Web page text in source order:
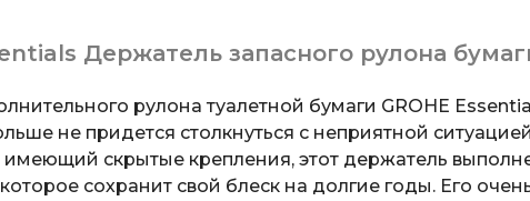
Держатель запасного рулона
рулона туалетной бумаги GROHE
не придется столкнуться с неприятной
скрытые крепления, этот держатель
сохранит свой блеск на долгие годы. Его